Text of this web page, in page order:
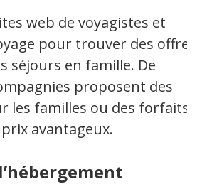
web de voyagistes et
pour trouver des offres
séjours en famille. De
proposent des
les familles ou des forfaits
avantageux.